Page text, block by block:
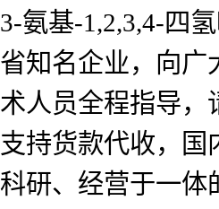
3-氨基-1,2,3,4-四
省知名企业，向广
术人员全程指导，
支持货款代收，国
科研、经营于一体